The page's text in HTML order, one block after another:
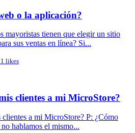
o la aplicación?
mayoristas tienen que elegir un sitio
sus ventas en línea? Si...
1 likes
clientes a mi MicroStore?
a mi MicroStore? P: ¿Cómo
hablamos el mismo...